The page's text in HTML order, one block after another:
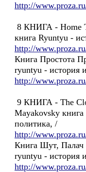
http://
8 КНИГА - Home
книга Ryuntyu -
http://
Книга Простота
ryuntyu - история
http://
9 КНИГА - The
Mayakovsky
политика, /
http://
Книга Шут,
ryuntyu - история
http://